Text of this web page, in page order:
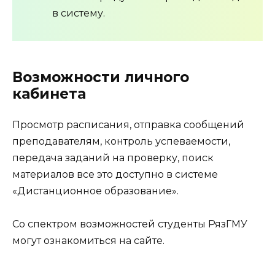
в систему.
Возможности личного
кабинета
Просмотр расписания, отправка сообщений
преподавателям, контроль успеваемости,
передача заданий на проверку, поиск
материалов все это доступно в системе
«Дистанционное образование».
Со спектром возможностей студенты РязГМУ
могут ознакомиться на сайте.